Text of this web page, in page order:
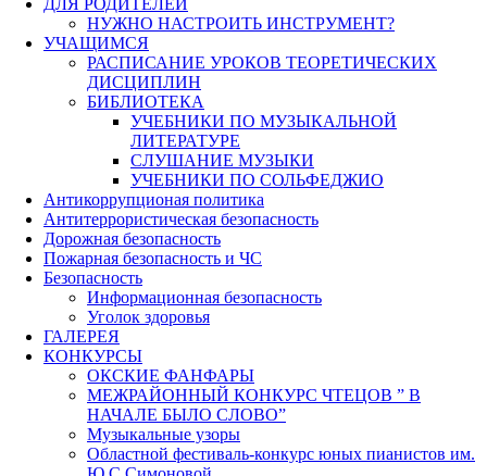
НУЖНО НАСТРОИТЬ ИНСТРУМЕНТ?
УЧАЩИМСЯ
РАСПИСАНИЕ УРОКОВ ТЕОРЕТИЧЕСКИХ
ДИСЦИПЛИН
БИБЛИОТЕКА
УЧЕБНИКИ ПО МУЗЫКАЛЬНОЙ
ЛИТЕРАТУРЕ
СЛУШАНИЕ МУЗЫКИ
УЧЕБНИКИ ПО СОЛЬФЕДЖИО
Антикоррупционая политика
Антитеррористическая безопасность
Дорожная безопасность
Пожарная безопасность и ЧС
Безопасность
Информационная безопасность
Уголок здоровья
ГАЛЕРЕЯ
КОНКУРСЫ
ОКСКИЕ ФАНФАРЫ
МЕЖРАЙОННЫЙ КОНКУРС ЧТЕЦОВ ” В
НАЧАЛЕ БЫЛО СЛОВО”
Музыкальные узоры
Областной фестиваль-конкурс юных пианистов им.